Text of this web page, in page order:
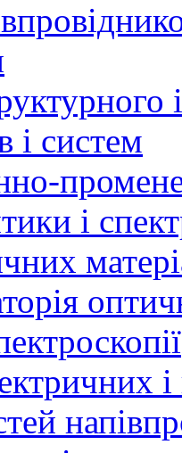
і систем
і